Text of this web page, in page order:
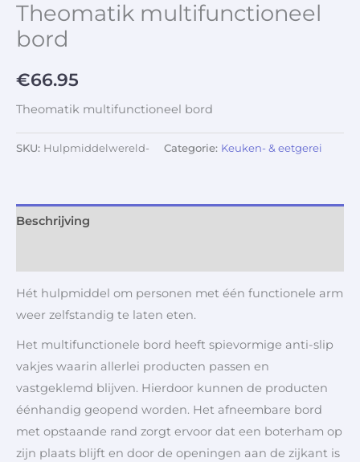
Theomatik multifunctioneel
bord
€66.95
Theomatik multifunctioneel bord
SKU: Hulpmiddelwereld- Categorie: Keuken- & eetgerei
Beschrijving
Hét hulpmiddel om personen met één functionele arm
weer zelfstandig te laten eten.
Het multifunctionele bord heeft spievormige anti-slip
vakjes waarin allerlei producten passen en
vastgeklemd blijven. Hierdoor kunnen de producten
éénhandig geopend worden. Het afneembare bord
met opstaande rand zorgt ervoor dat een boterham op
zijn plaats blijft en door de openingen aan de zijkant is